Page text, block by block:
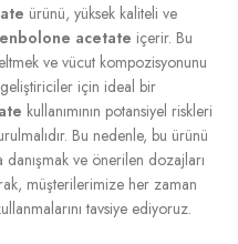
ürünü, yüksek kaliteli ve
acetate içerir. Bu
ve vücut kompozisyonunu
için ideal bir
kullanımının potansiyel riskleri
Bu nedenle, bu ürünü
ve önerilen dozajları
müşterilerimize her zaman
tavsiye ediyoruz.